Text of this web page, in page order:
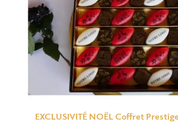
EXCLUSIVITÉ NOËL Coffret